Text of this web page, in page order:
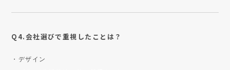
Q4.会社選びで重視したことは？
・デザイン